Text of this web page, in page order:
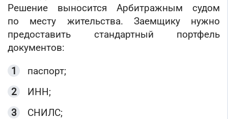
Решение выносится Арбитражным судом
по месту жительства. Заемщику нужно
предоставить стандартный портфель
документов:
паспорт;
ИНН;
СНИЛС;